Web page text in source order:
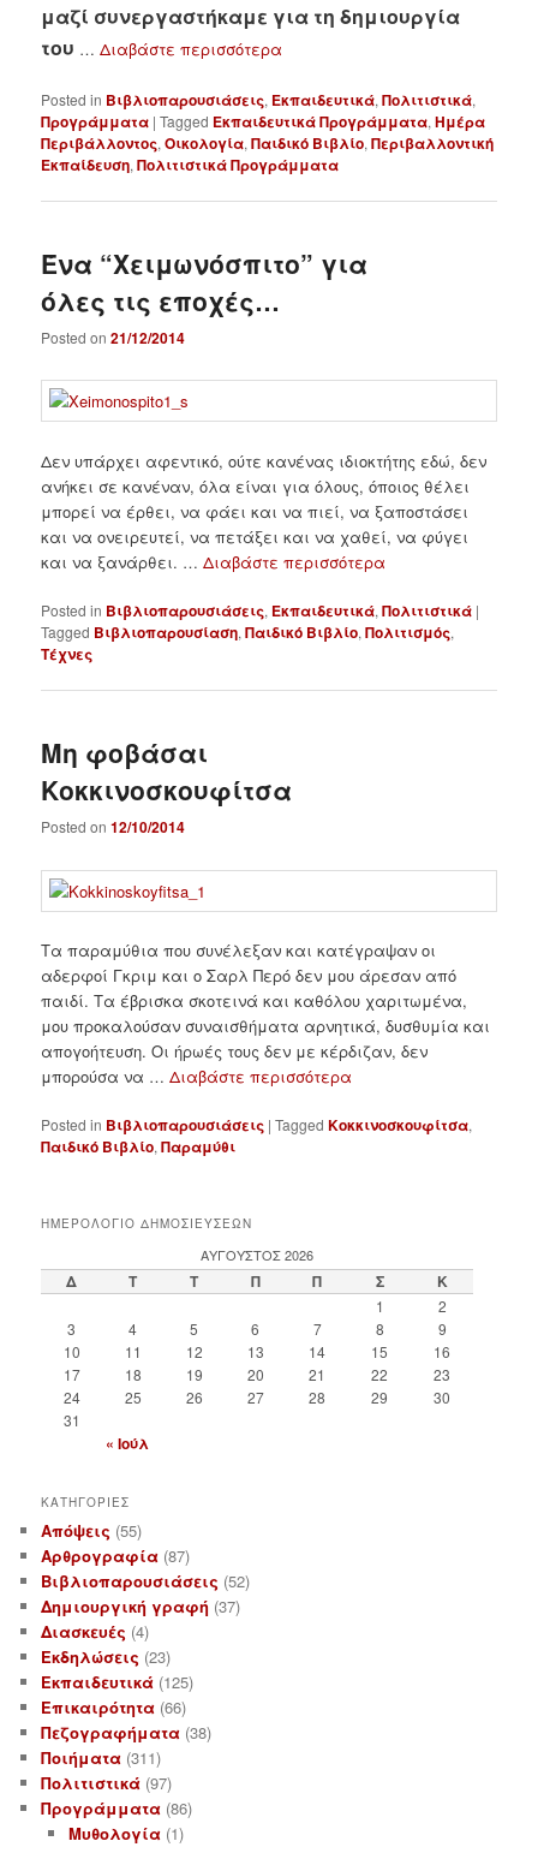
μαζί συνεργαστήκαμε για τη δημιουργία
του …Διαβάστε περισσότερα
Posted in Βιβλιοπαρουσιάσεις, Εκπαιδευτικά,Πολιτιστικά,
Προγράμματα |Tagged Εκπαιδευτικά Προγράμματα,Ημέρα
Περιβάλλοντος,Οικολογία,Παιδικό Βιβλίο,Περιβαλλοντική
Εκπαίδευση,Πολιτιστικά Προγράμματα
Ένα “Χειμωνόσπιτο” για
όλες τις εποχές…
Posted on21/12/2014
Δεν υπάρχει αφεντικό, ούτε κανένας ιδιοκτήτης εδώ, δεν
ανήκει σε κανέναν, όλα είναι για όλους, όποιος θέλει
μπορεί να έρθει, να φάει και να πιεί, να ξαποστάσει
και να ονειρευτεί, να πετάξει και να χαθεί, να φύγει
και να ξανάρθει. …Διαβάστε περισσότερα
Posted in Βιβλιοπαρουσιάσεις, Εκπαιδευτικά,Πολιτιστικά |
Tagged Βιβλιοπαρουσίαση,Παιδικό Βιβλίο,Πολιτισμός,
Τέχνες
Μη φοβάσαι
Κοκκινοσκουφίτσα
Posted on12/10/2014
Τα παραμύθια που συνέλεξαν και κατέγραψαν οι
αδερφοί Γκριμ και ο Σαρλ Περό δεν μου άρεσαν από
παιδί. Τα έβρισκα σκοτεινά και καθόλου χαριτωμένα,
μου προκαλούσαν συναισθήματα αρνητικά, δυσθυμία και
απογοήτευση. Οι ήρωές τους δεν με κέρδιζαν, δεν
μπορούσα να …Διαβάστε περισσότερα
Posted in Βιβλιοπαρουσιάσεις |Tagged Κοκκινοσκουφίτσα,
Παιδικό Βιβλίο,Παραμύθι
ΗΜΕΡΟΛΟΓΙΟ ΔΗΜΟΣΙΕΥΣΕΩΝ
ΑΎΓΟΥΣΤΟΣ 2026
Δ Τ Τ Π Π Σ Κ
1
2
3
4 5 6 7 8
9
10
11 12 13 14 15
16
17
18 19 20 21 22
23
24
25 26 27 28 29
30
31
« Ιούλ
ΚΑΤΗΓΟΡΙΕΣ
Απόψεις (55)
Αρθρογραφία (87)
Βιβλιοπαρουσιάσεις (52)
Δημιουργική γραφή (37)
Διασκευές (4)
Εκδηλώσεις (23)
Εκπαιδευτικά (125)
Επικαιρότητα (66)
Πεζογραφήματα (38)
Ποιήματα (311)
Πολιτιστικά (97)
Προγράμματα (86)
Μυθολογία(1)